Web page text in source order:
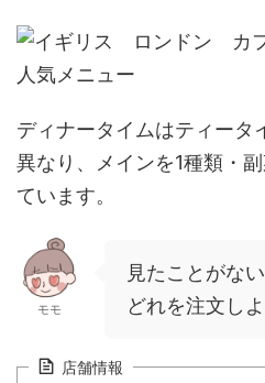
ディナータイムはティータ
異なり、 メインを1種類・
ています。
モモ
見たことがな
どれを注文し
店舗情報